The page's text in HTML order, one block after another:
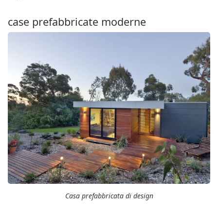
case prefabbricate moderne
Casa prefabbricata di design